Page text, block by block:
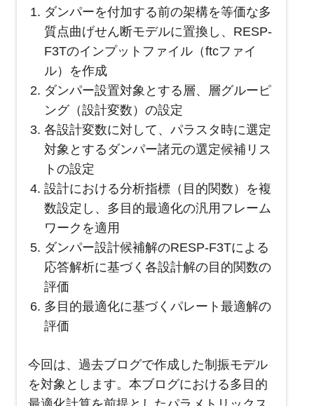
ダンパーを付加する前の架構を等価な多
質点曲げせん断モデルに置換し、RESP-
F3Tのインプットファイル（ftcファイ
ル）を作成
ダンパー設置対象とする層、層グルーピ
ング（設計変数）の設定
各設計変数に対して、パラスタ時に選定
対象とするダンパー諸元の選定候補リス
トの設定
設計における分析指標（目的関数）を複
数設定し、多目的最適化の汎用フレーム
ワークを適用
ダンパー設計候補解のRESP-F3Tによる
応答解析に基づく各設計解の目的関数の
評価
多目的最適化に基づくパレート最適解の
評価
今回は、過去ブログで作成した制振モデル
を対象とします。本ブログにおける多目的